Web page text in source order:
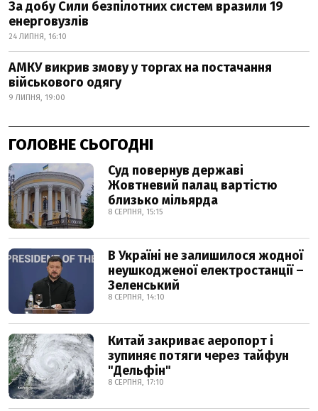
За добу Сили безпілотних систем вразили 19
енерговузлів
24 ЛИПНЯ, 16:10
АМКУ викрив змову у торгах на постачання
військового одягу
9 ЛИПНЯ, 19:00
ГОЛОВНЕ СЬОГОДНІ
Суд повернув державі
Жовтневий палац вартістю
близько мільярда
8 СЕРПНЯ, 15:15
В Україні не залишилося жодної
неушкодженої електростанції –
Зеленський
8 СЕРПНЯ, 14:10
Китай закриває аеропорт і
зупиняє потяги через тайфун
"Дельфін"
8 СЕРПНЯ, 17:10